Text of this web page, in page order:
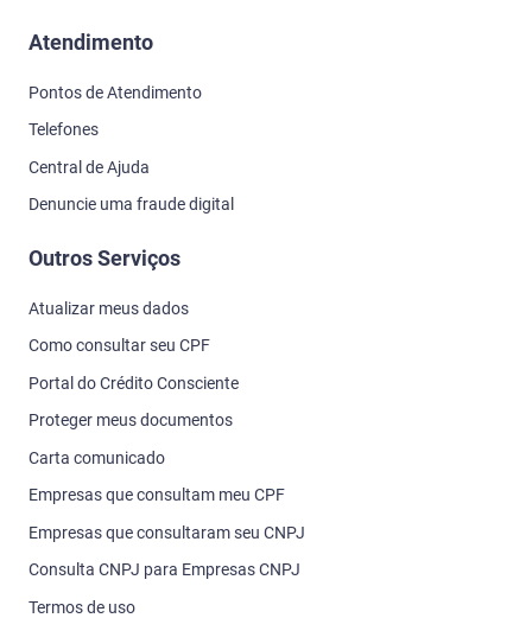
Atendimento
Pontos de Atendimento
Telefones
Central de Ajuda
Denuncie uma fraude digital
Outros Serviços
Atualizar meus dados
Como consultar seu CPF
Portal do Crédito Consciente
Proteger meus documentos
Carta comunicado
Empresas que consultam meu CPF
Empresas que consultaram seu CNPJ
Consulta CNPJ para Empresas CNPJ
Termos de uso